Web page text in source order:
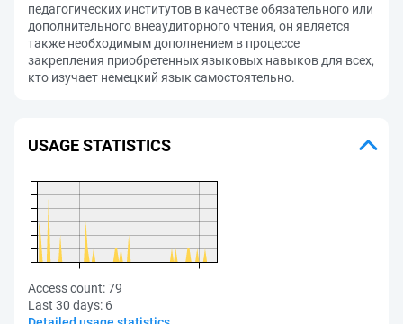
педагогических институтов в качестве обязательного или
дополнительного внеаудиторного чтения, он является
также необходимым дополнением в процессе
закрепления приобретенных языковых навыков для всех,
кто изучает немецкий язык самостоятельно.
USAGE STATISTICS
Access count:79
Last 30 days: 6